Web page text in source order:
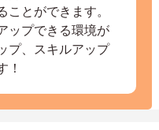
ことができます。
ップできる環境が
プ、スキルアップ
！